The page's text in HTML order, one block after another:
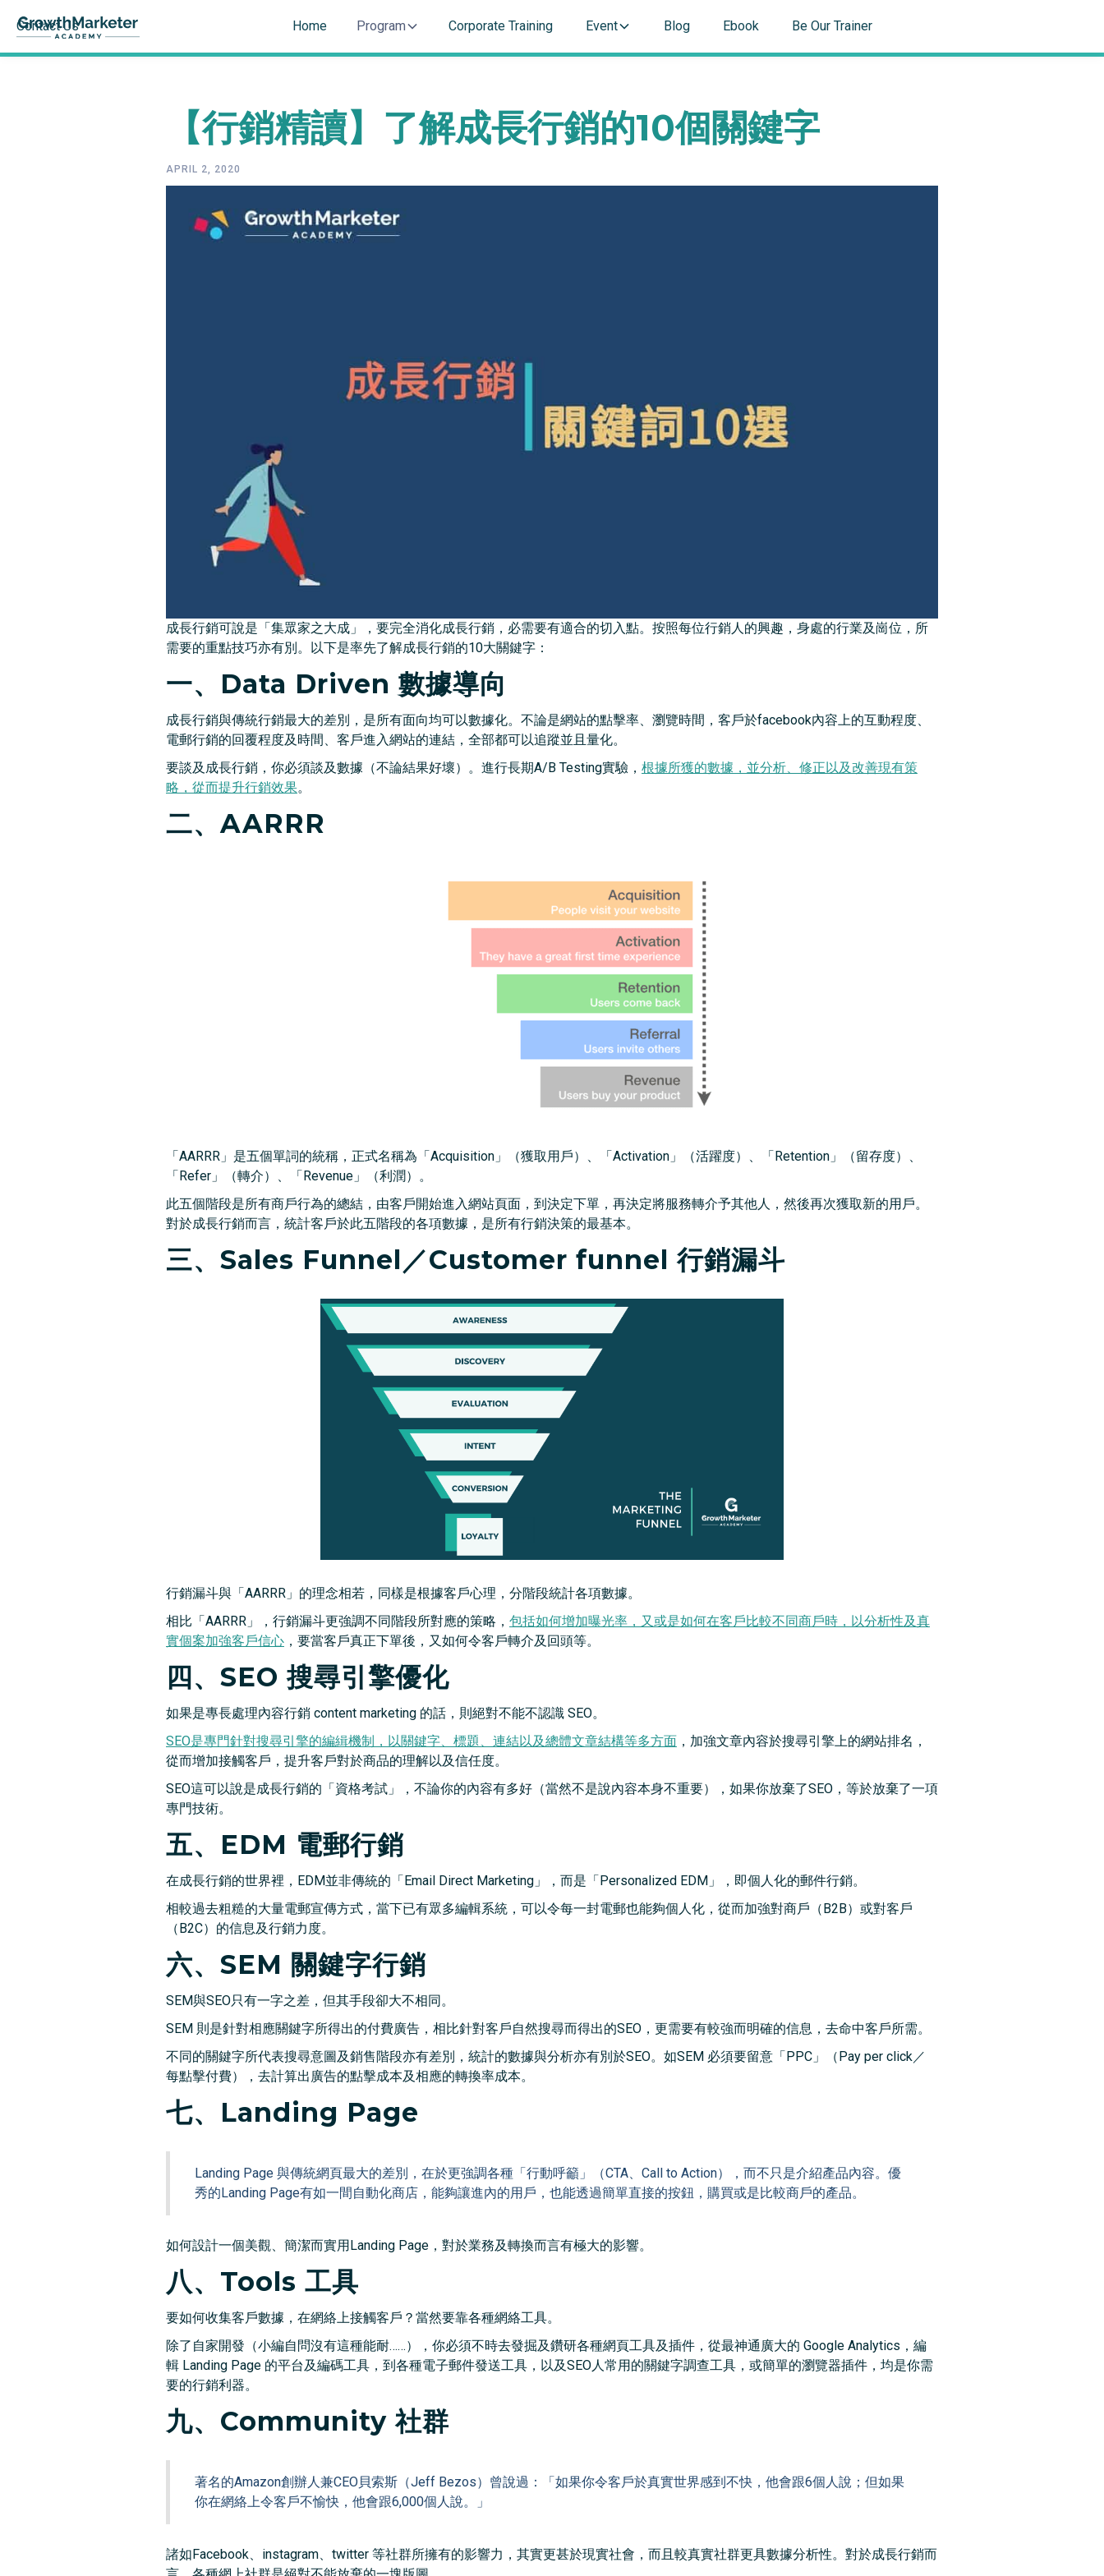
Home Program Corporate Training Event Blog Ebook Be Our Trainer
Contact Us
【行銷精讀】了解成長行銷的10個關鍵字
APRIL 2, 2020
成長行銷可說是「集眾家之大成」，要完全消化成長行銷，必需要有適合的切入點。按照每位行銷人的興趣，身處的行業及崗位，所
需要的重點技巧亦有別。以下是率先了解成長行銷的10大關鍵字：
一、Data Driven 數據導向
成長行銷與傳統行銷最大的差別，是所有面向均可以數據化。不論是網站的點擊率、瀏覽時間，客戶於facebook內容上的互動程度、
電郵行銷的回覆程度及時間、客戶進入網站的連結，全部都可以追蹤並且量化。
要談及成長行銷，你必須談及數據（不論結果好壞）。進行長期A/B Testing實驗， 根據所獲的數據，並分析、修正以及改善現有策
略，從而提升行銷效果。
二、AARRR
「AARRR」是五個單詞的統稱，正式名稱為「Acquisition」（獲取用戶）、「Activation」（活躍度）、「Retention」（留存度）、
「Refer」（轉介）、「Revenue」（利潤）。
此五個階段是所有商戶行為的總結，由客戶開始進入網站頁面，到決定下單，再決定將服務轉介予其他人，然後再次獲取新的用戶。
對於成長行銷而言，統計客戶於此五階段的各項數據，是所有行銷決策的最基本。
三、Sales Funnel／Customer funnel 行銷漏斗
行銷漏斗與「AARRR」的理念相若，同樣是根據客戶心理，分階段統計各項數據。
相比「AARRR」，行銷漏斗更強調不同階段所對應的策略， 包括如何增加曝光率，又或是如何在客戶比較不同商戶時，以分析性及真
實個案加強客戶信心 ，要當客戶真正下單後，又如何令客戶轉介及回頭等。
四、SEO 搜尋引擎優化
如果是專長處理內容行銷 content marketing 的話，則絕對不能不認識 SEO。
SEO是專門針對搜尋引擎的編緝機制，以關鍵字、標題、連結以及總體文章結構等多方面 ，加強文章內容於搜尋引擎上的網站排名，
從而增加接觸客戶，提升客戶對於商品的理解以及信任度。
SEO這可以說是成長行銷的「資格考試」，不論你的內容有多好（當然不是說內容本身不重要），如果你放棄了SEO，等於放棄了一項
專門技術。
五、EDM 電郵行銷
在成長行銷的世界裡，EDM並非傳統的「Email Direct Marketing」，而是「Personalized EDM」，即個人化的郵件行銷。
相較過去粗糙的大量電郵宣傳方式，當下已有眾多編輯系統，可以令每一封電郵也能夠個人化，從而加強對商戶（B2B）或對客戶
（B2C）的信息及行銷力度。
六、SEM 關鍵字行銷
SEM與SEO只有一字之差，但其手段卻大不相同。
SEM 則是針對相應關鍵字所得出的付費廣告，相比針對客戶自然搜尋而得出的SEO，更需要有較強而明確的信息，去命中客戶所需。
不同的關鍵字所代表搜尋意圖及銷售階段亦有差別，統計的數據與分析亦有別於SEO。如SEM 必須要留意「PPC」（Pay per click／
每點擊付費），去計算出廣告的點擊成本及相應的轉換率成本。
七、Landing Page
Landing Page 與傳統網頁最大的差別，在於更強調各種「行動呼籲」（CTA、Call to Action），而不只是介紹產品內容。優
秀的Landing Page有如一間自動化商店，能夠讓進內的用戶，也能透過簡單直接的按鈕，購買或是比較商戶的產品。
如何設計一個美觀、簡潔而實用Landing Page，對於業務及轉換而言有極大的影響。
八、Tools 工具
要如何收集客戶數據，在網絡上接觸客戶？當然要靠各種網絡工具。
除了自家開發（小編自問沒有這種能耐……），你必須不時去發掘及鑽研各種網頁工具及插件，從最神通廣大的 Google Analytics，編
輯 Landing Page 的平台及編碼工具，到各種電子郵件發送工具，以及SEO人常用的關鍵字調查工具，或簡單的瀏覽器插件，均是你需
要的行銷利器。
九、Community 社群
著名的Amazon創辦人兼CEO貝索斯（Jeff Bezos）曾說過：「如果你令客戶於真實世界感到不快，他會跟6個人說；但如果
你在網絡上令客戶不愉快，他會跟6,000個人說。」
諸如Facebook、instagram、twitter 等社群所擁有的影響力，其實更甚於現實社會，而且較真實社群更具數據分析性。對於成長行銷而